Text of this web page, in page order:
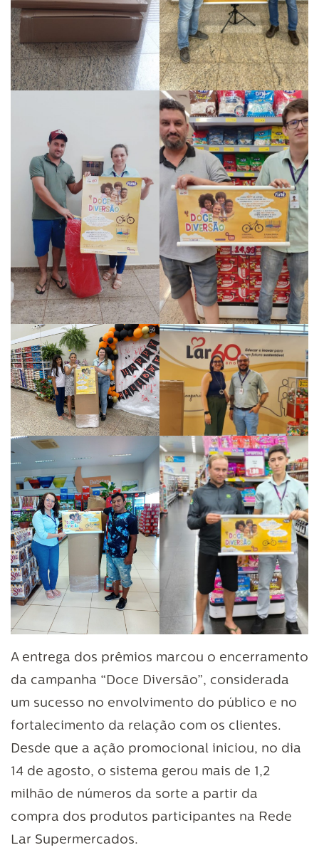
A entrega dos prêmios marcou o encerramento
da campanha “Doce Diversão”, considerada
um sucesso no envolvimento do público e no
fortalecimento da relação com os clientes.
Desde que a ação promocional iniciou, no dia
14 de agosto, o sistema gerou mais de 1,2
milhão de números da sorte a partir da
compra dos produtos participantes na Rede
Lar Supermercados.